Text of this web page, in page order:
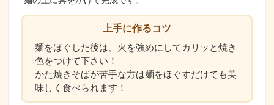
上手に作るコツ
麺をほぐした後は、火を強めにしてカリッと焼き
色をつけて下さい！
かた焼きそばが苦手な方は麺をほぐすだけでも美
味しく食べられます！